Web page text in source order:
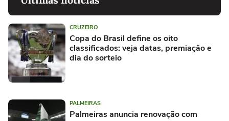
CRUZEIRO
Copa do Brasil define os oito
classificados: veja datas, premiação e
dia do sorteio
PALMEIRAS
Palmeiras anuncia renovação com